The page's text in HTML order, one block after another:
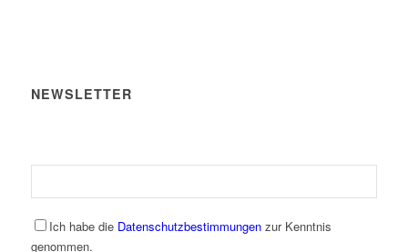
NEWSLETTER
Ich habe die Datenschutzbestimmungenzur Kenntnis
genommen.